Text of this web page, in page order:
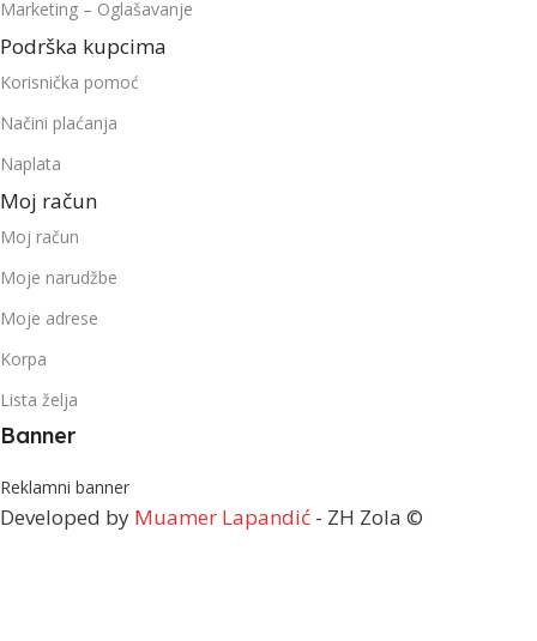
Marketing – Oglašavanje
Podrška kupcima
Korisnička pomoć
Načini plaćanja
Naplata
Moj račun
Moj račun
Moje narudžbe
Moje adrese
Korpa
Lista želja
Banner
Reklamni banner
Developed by Muamer Lapandić - ZH Zola ©